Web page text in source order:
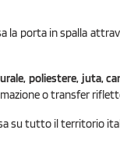
la porta in spalla
poliestere, juta,
o transfer
su tutto il territorio